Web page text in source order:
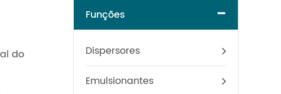
do
Funções -
Dispersores
Emulsionantes